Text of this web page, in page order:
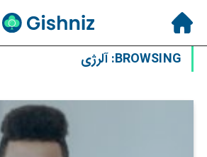
BROWSING: آلرژی